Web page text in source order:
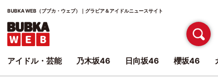
BUBKA WEB（ブブカ・ウェブ）｜グラビア＆アイドルニュースサイト
アイドル・芸能 乃木坂46 日向坂46 櫻坂46